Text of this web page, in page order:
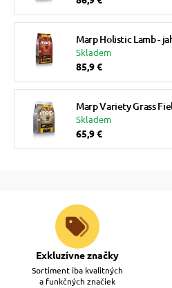
Marp Holistic Lamb -
Skladem
85,9 €
Marp Variety Grass
Skladem
65,9 €
Exkluzívne značky
Sortiment iba kvalitných
a funkčných značiek